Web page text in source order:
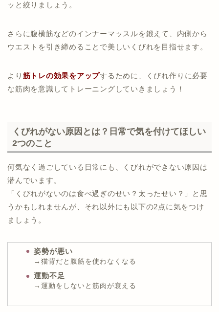
ッと絞りましょう。
さらに腹横筋などのインナーマッスルを鍛えて、内側から
ウエストを引き締めることで美しいくびれを目指せます。
より 筋トレの効果をアップするために、くびれ作りに必要
な筋肉を意識してトレーニングしていきましょう！
くびれがない原因とは？日常で気を付けてほしい
2つのこと
何気なく過ごしている日常にも、くびれができない原因は
潜んでいます。
「くびれがないのは食べ過ぎのせい？太ったせい？」と思
うかもしれませんが、それ以外にも以下の2点に気をつけ
ましょう。
姿勢が悪い
→猫背だと腹筋を使わなくなる
運動不足
→運動をしないと筋肉が衰える